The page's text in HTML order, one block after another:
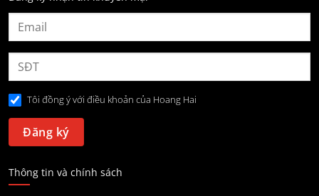
Tôi đồng ý với điều khoản của Hoang Hai
Thông tin và chính sách